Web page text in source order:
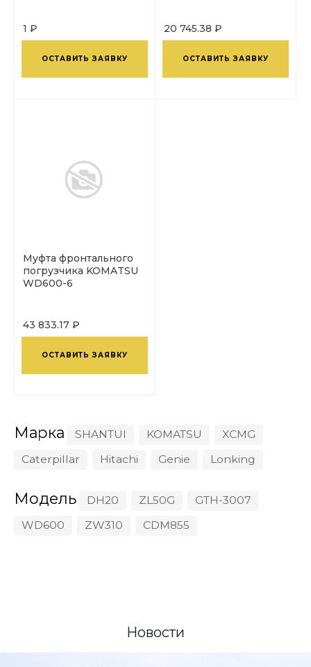
1 ₽
ОСТАВИТЬ ЗАЯВКУ
20 745.38 ₽
ОСТАВИТЬ ЗАЯВКУ
Муфта фронтального
погрузчика KOMATSU
WD600-6
43 833.17 ₽
ОСТАВИТЬ ЗАЯВКУ
Марка SHANTUI KOMATSU
XCMG
Caterpillar
Hitachi Genie Lonking
Модель DH20 ZL50G
GTH-3007
WD600
ZW310 CDM855
Новости